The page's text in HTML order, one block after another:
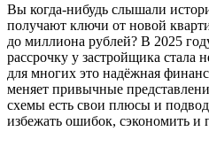
Вы когда-нибудь слышали
получают ключи от новой
до миллиона рублей? В 2025
рассрочку у застройщика
для многих это надёжная
меняет привычные
схемы есть свои плюсы и
избежать ошибок, сэкономить